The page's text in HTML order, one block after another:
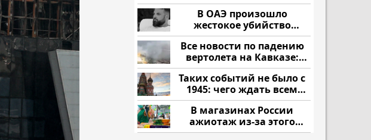
В ОАЭ произошло
жестокое убийство
криптомиллионера
Все новости по падению
вертолета на Кавказе:
читать здесь
Таких событий не было с
1945: чего ждать всем
нам?
В магазинах России
ажиотаж из-за этого
продукта: что купить?